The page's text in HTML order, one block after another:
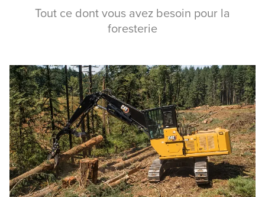
Tout ce dont vous avez besoin pour la
foresterie